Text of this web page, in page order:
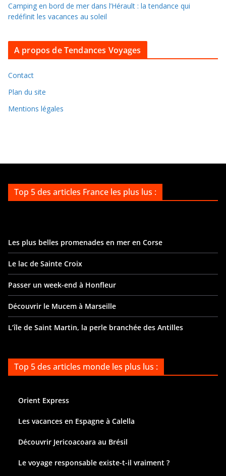
a
i
v
e
Camping en bord de mer dans l’Hérault : la tendance qui
redéfinit les vacances au soleil
A propos de Tendances Voyages
Contact
Plan du site
Mentions légales
Top 5 des articles France les plus lus :
Les plus belles promenades en mer en Corse
Le lac de Sainte Croix
Passer un week-end à Honfleur
Découvrir le Mucem à Marseille
L’île de Saint Martin, la perle branchée des Antilles
Top 5 des articles monde les plus lus :
Orient Express
Les vacances en Espagne à Calella
Découvrir Jericoacoara au Brésil
Le voyage responsable existe-t-il vraiment ?